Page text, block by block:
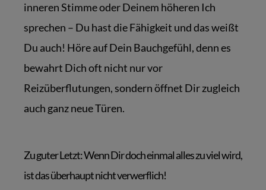
inneren Stimme oder Deinem höheren Ich
sprechen – Du hast die Fähigkeit und das weißt
Du auch! Höre auf Dein Bauchgefühl, denn es
bewahrt Dich oft nicht nur vor
Reizüberflutungen, sondern öffnet Dir zugleich
auch ganz neue Türen.
Zu guter Letzt: Wenn Dir doch einmal alles zu viel wird,
ist das überhaupt nicht verwerflich!